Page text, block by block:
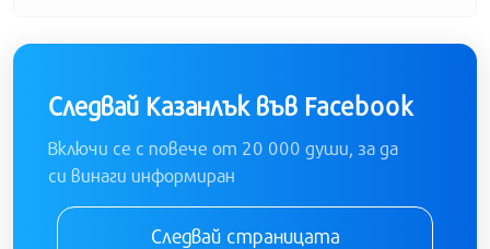
Следвай Казанлък във Facebook
Включи се с повече от 20 000 души, за да
си винаги информиран
Следвай страницата